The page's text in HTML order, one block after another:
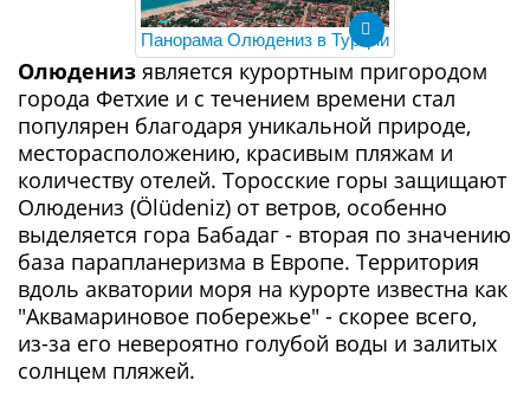
Панорама Олюдениз в Турции
Олюдениз является курортным пригородом
города Фетхие и с течением времени стал
популярен благодаря уникальной природе,
месторасположению, красивым пляжам и
количеству отелей. Торосские горы защищают
Олюдениз (Ölüdeniz) от ветров, особенно
выделяется гора Бабадаг - вторая по значению
база парапланеризма в Европе. Территория
вдоль акватории моря на курорте известна как
"Аквамариновое побережье" - скорее всего,
из-за его невероятно голубой воды и залитых
солнцем пляжей.